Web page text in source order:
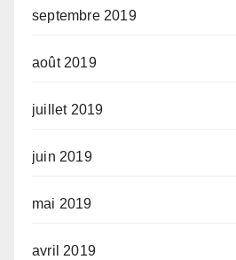
septembre 2019
août 2019
juillet 2019
juin 2019
mai 2019
avril 2019